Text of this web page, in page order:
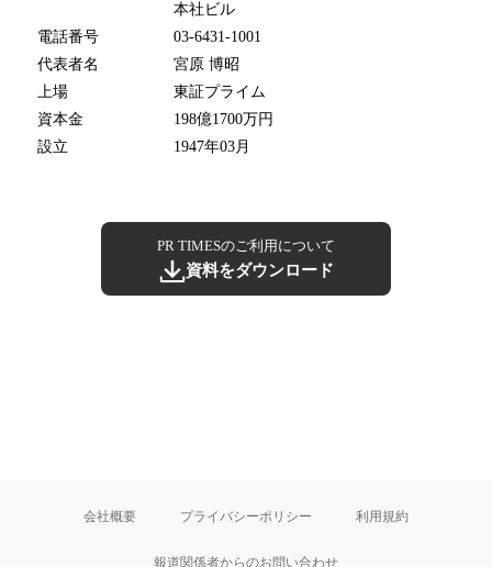
本社ビル
電話番号
03-6431-1001
代表者名
宮原 博昭
上場
東証プライム
資本金
198億1700万円
設立
1947年03月
PR TIMESのご利用について
資料をダウンロード
会社概要 プライバシーポリシー 利用規約
報道関係者からのお問い合わせ